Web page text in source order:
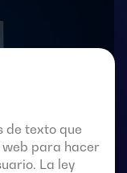
de texto que
web para hacer
La ley